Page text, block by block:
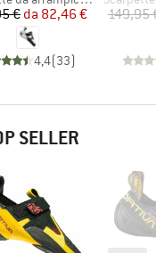
Prezzo
€ Prezzo ridotto
da 82,46 €
4,4(33)
149,95
SELLER